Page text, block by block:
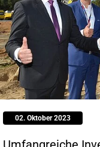
02. Oktober 2023